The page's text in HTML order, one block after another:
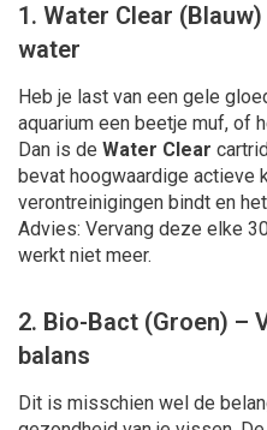
1. Water Clear
water
Heb je last van een gele
aquarium een beetje muf, of
Dan is de Water Clear
bevat hoogwaardige actieve
verontreinigingen bindt en
Advies: Vervang deze elke
werkt niet meer.
2. Bio-Bact (Groen) –
balans
Dit is misschien wel de